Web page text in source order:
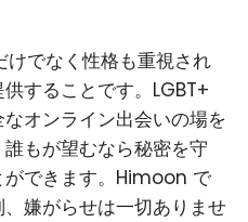
でなく性格も重視され
することです。LGBT+
オンライン出会いの場を
もが望むなら秘密を守
ができます。Himoon で
嫌がらせは一切ありませ